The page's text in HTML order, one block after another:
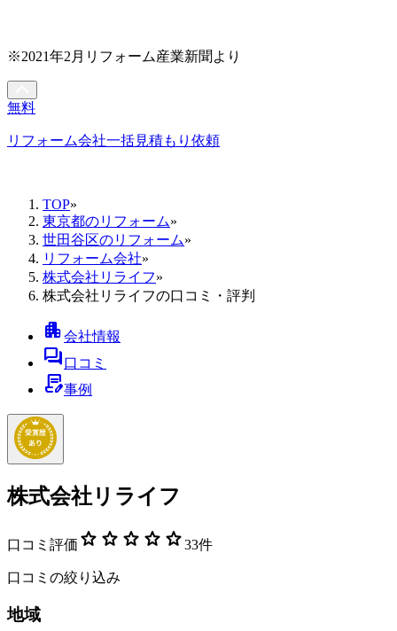
※2021年2月リフォーム産業新聞より
無料
リフォーム会社一括見積もり依頼
TOP»
東京都のリフォーム»
世田谷区のリフォーム»
リフォーム会社»
株式会社リライフ»
株式会社リライフの口コミ・評判
apartment会社情報
forum口コミ
contract_edit事例
株式会社リライフ
口コミ評価 star star star star star33件
口コミの絞り込み
地域